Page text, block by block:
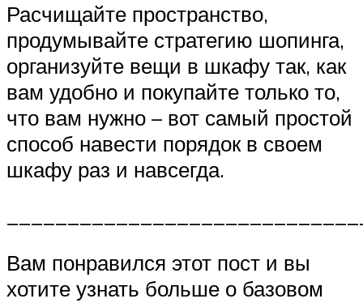
Расчищайте пространство,
продумывайте стратегию шопинга,
организуйте вещи в шкафу так, как
вам удобно и покупайте только то,
что вам нужно – вот самый простой
способ навести порядок в своем
шкафу раз и навсегда.
Вам понравился этот пост и вы
хотите узнать больше о базовом